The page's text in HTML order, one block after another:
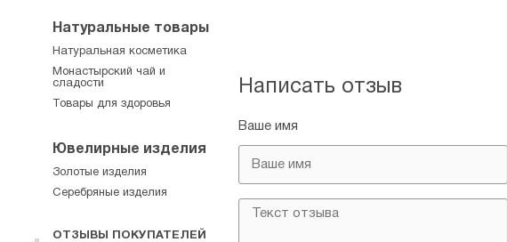
Написать отзыв
Ваше имя
Натуральные товары
Натуральная косметика
Монастырский чай и
сладости
Товары для здоровья
Ювелирные изделия
Золотые изделия
Серебряные изделия
ОТЗЫВЫ ПОКУПАТЕЛЕЙ